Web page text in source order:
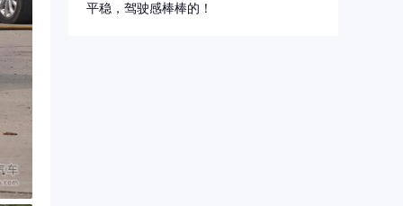
平稳，驾驶感棒棒的！